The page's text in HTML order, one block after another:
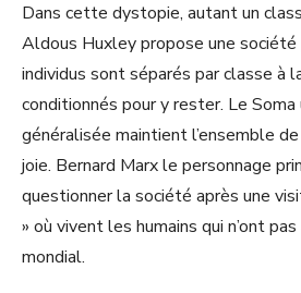
Dans cette dystopie, autant un
Aldous Huxley propose une société
individus sont séparés par classe à
conditionnés pour y rester. Le Soma
généralisée maintient l’ensemble
joie. Bernard Marx le personnage
questionner la société après une
» où vivent les humains qui n’ont
mondial.